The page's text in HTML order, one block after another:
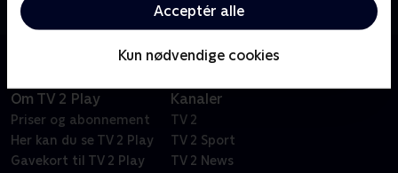
Acceptér alle
Kun nødvendige cookies
storstilede dramaserie.
Om TV 2 Play
Priser og abonnement
Her kan du se TV 2 Play
Gavekort til TV 2 Play
Kanaler
TV 2
TV 2 Sport
TV 2 News